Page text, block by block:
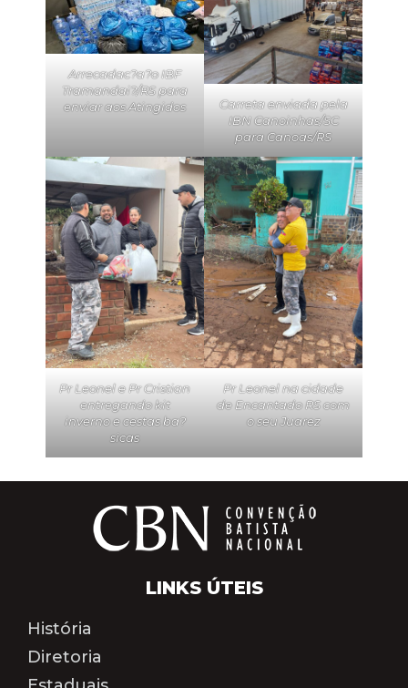
Arrecadac?a?o IBF
Tramandai?/RS para
enviar aos Atingidos
Carreta enviada pela
IBN Canoinhas/SC
para Canoas/RS
Pr Leonel e Pr Cristian
entregando kit
inverno e cestas ba?
sicas
Pr Leonel na cidade
de Encantado RS com
o seu Juarez
LINKS ÚTEIS
História
Diretoria